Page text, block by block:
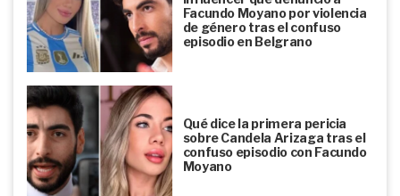
Facundo Moyano por violencia
de género tras el confuso
episodio en Belgrano
Qué dice la primera pericia
sobre Candela Arizaga tras el
confuso episodio con Facundo
Moyano